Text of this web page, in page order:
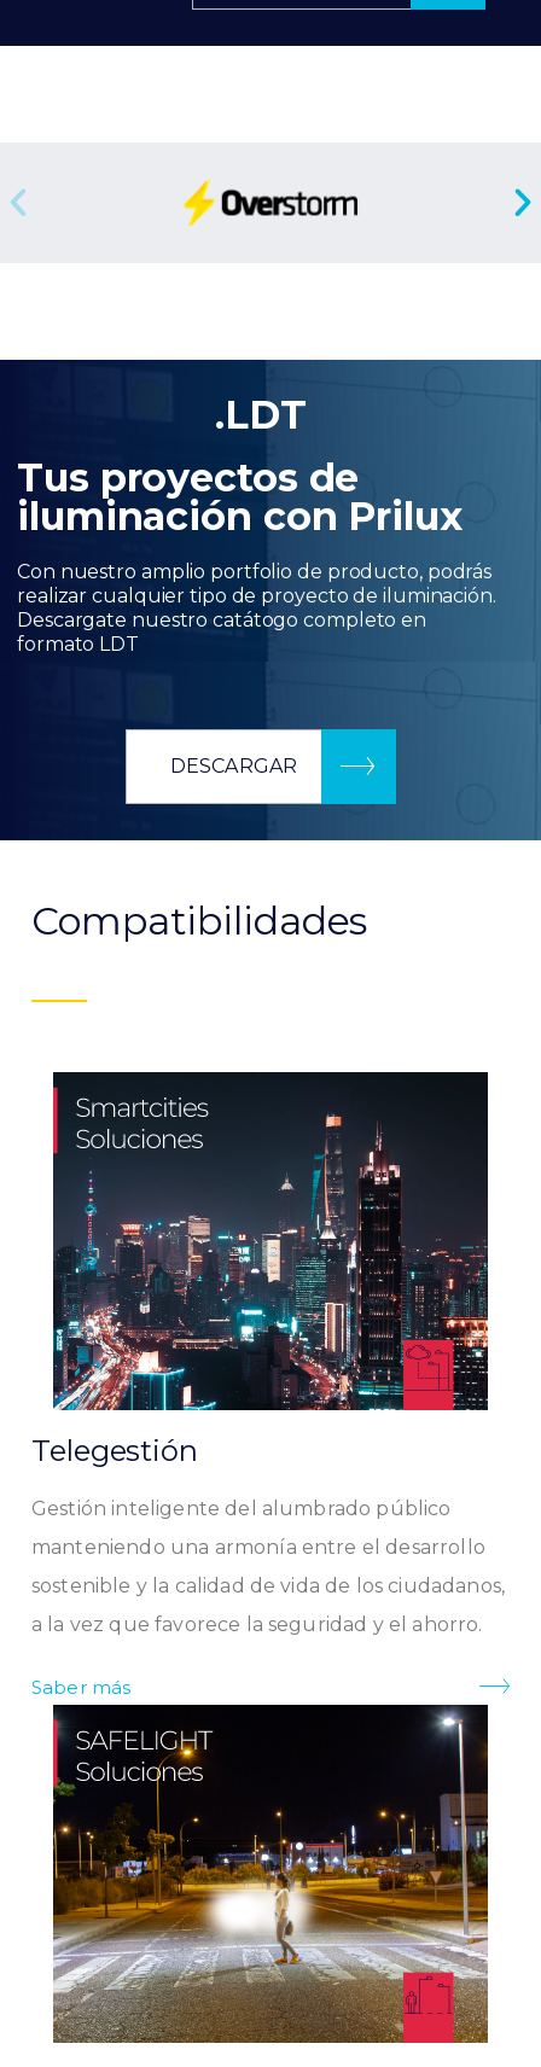
.LDT
Tus proyectos de
iluminación con Prilux
Con nuestro amplio portfolio de producto, podrás
realizar cualquier tipo de proyecto de iluminación.
Descargate nuestro catátogo completo en
formato LDT
DESCARGAR
Compatibilidades
Telegestión
Gestión inteligente del alumbrado público
manteniendo una armonía entre el desarrollo
sostenible y la calidad de vida de los ciudadanos,
a la vez que favorece la seguridad y el ahorro.
Saber más